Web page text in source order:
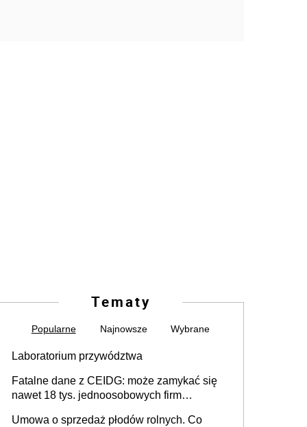
Tematy
Popularne Najnowsze Wybrane
Laboratorium przywództwa
Fatalne dane z CEIDG: może zamykać się
nawet 18 tys. jednoosobowych firm
Umowa o sprzedaż płodów rolnych. Co